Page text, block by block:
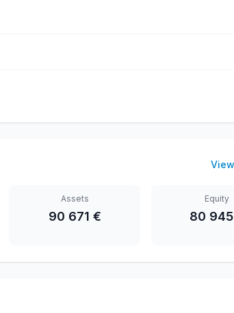
Assets
90 671 €
Equity
80